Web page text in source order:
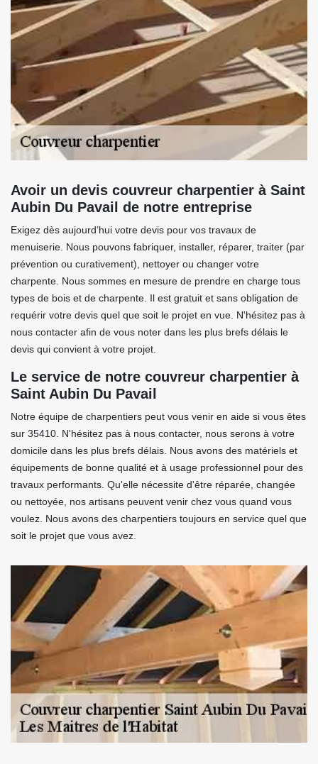
Avoir un devis couvreur charpentier à Saint
Aubin Du Pavail de notre entreprise
Exigez dès aujourd’hui votre devis pour vos travaux de
menuiserie. Nous pouvons fabriquer, installer, réparer, traiter (par
prévention ou curativement), nettoyer ou changer votre
charpente. Nous sommes en mesure de prendre en charge tous
types de bois et de charpente. Il est gratuit et sans obligation de
requérir votre devis quel que soit le projet en vue. N'hésitez pas à
nous contacter afin de vous noter dans les plus brefs délais le
devis qui convient à votre projet.
Le service de notre couvreur charpentier à
Saint Aubin Du Pavail
Notre équipe de charpentiers peut vous venir en aide si vous êtes
sur 35410. N'hésitez pas à nous contacter, nous serons à votre
domicile dans les plus brefs délais. Nous avons des matériels et
équipements de bonne qualité et à usage professionnel pour des
travaux performants. Qu'elle nécessite d'être réparée, changée
ou nettoyée, nos artisans peuvent venir chez vous quand vous
voulez. Nous avons des charpentiers toujours en service quel que
soit le projet que vous avez.